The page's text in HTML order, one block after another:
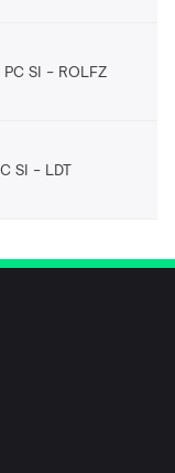
SI ROLFZ
SI LDT